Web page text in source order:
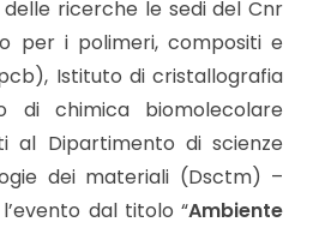
delle ricerche le sedi del Cnr
per i polimeri, compositi e
Istituto di cristallografia
di chimica biomolecolare
al Dipartimento di scienze
dei materiali (Dsctm) –
dal titolo “Ambiente